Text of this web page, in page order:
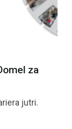
za
jutri.